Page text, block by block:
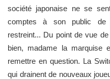
société japonaise ne se
comptes à son public de
restreint... Du point de vue
bien, madame la
remettre en question. La
qui drainent de nouveaux